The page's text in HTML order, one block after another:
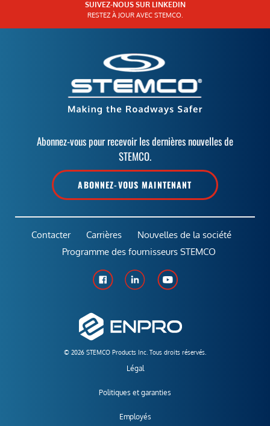
SUIVEZ-NOUS SUR LINKEDIN
RESTEZ À JOUR AVEC STEMCO.
Abonnez-vous pour recevoir les dernières nouvelles de
STEMCO.
ABONNEZ-VOUS MAINTENANT
© 2026 STEMCO Products Inc. Tous droits réservés.
Légal
Politiques et garanties
Employés
Contacter Carrières
Nouvelles de la société
Programme des fournisseurs STEMCO